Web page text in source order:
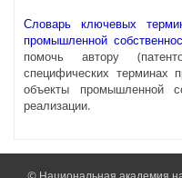
Словарь ключевых
промышленной
помочь автору
специфических терминах
объекты промышленной
реализации.